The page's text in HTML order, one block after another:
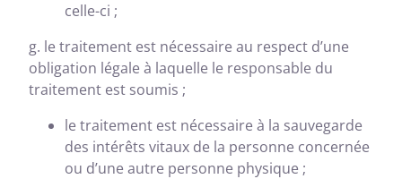
celle-ci ;
g. le traitement est nécessaire au respect d’une
obligation légale à laquelle le responsable du
traitement est soumis ;
le traitement est nécessaire à la sauvegarde
des intérêts vitaux de la personne concernée
ou d’une autre personne physique ;